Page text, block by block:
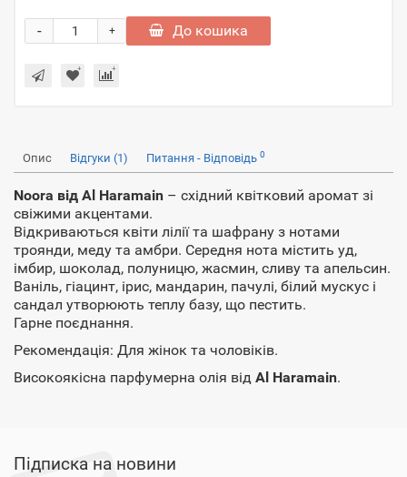
+
- До кошика
Опис Відгуки (1) Питання - Відповідь 0
Noora від Al Haramain – східний квітковий аромат зі
свіжими акцентами.
Відкриваються квіти лілії та шафрану з нотами
троянди, меду та амбри. Середня нота містить уд,
імбир, шоколад, полуницю, жасмин, сливу та апельсин.
Ваніль, гіацинт, ірис, мандарин, пачулі, білий мускус і
сандал утворюють теплу базу, що пестить.
Гарне поєднання.
Рекомендація: Для жінок та чоловіків.
Високоякісна парфумерна олія від Al Haramain.
Підписка на новини